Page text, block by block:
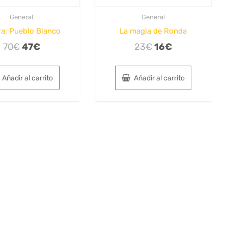
General
Pueblo Blanco
70€El
original
era:
47€El
actual
es:
Añadir al carrito
General
La magia de Ronda
23€El
original
era:
16€El
actual
es:
Añadir al carrito